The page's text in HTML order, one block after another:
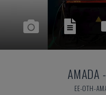
AMADA -
EE-OTH-